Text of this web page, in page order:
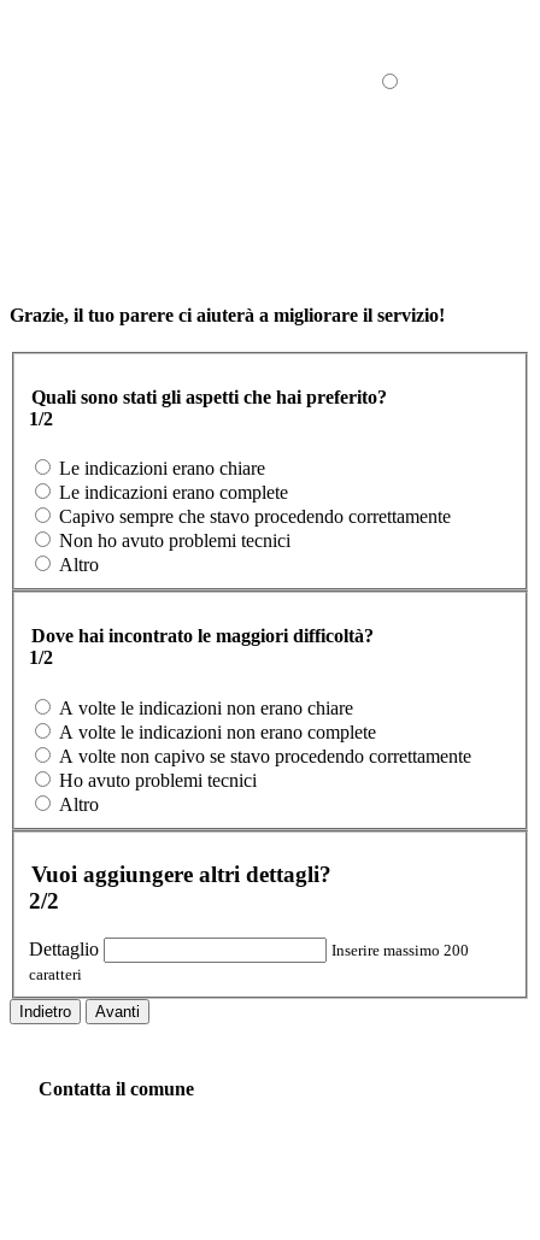
Grazie, il tuo parere ci aiuterà a migliorare il servizio!
Quali sono stati gli aspetti che hai preferito?
1/2
Le indicazioni erano chiare
Le indicazioni erano complete
Capivo sempre che stavo procedendo correttamente
Non ho avuto problemi tecnici
Altro
Dove hai incontrato le maggiori difficoltà?
1/2
A volte le indicazioni non erano chiare
A volte le indicazioni non erano complete
A volte non capivo se stavo procedendo correttamente
Ho avuto problemi tecnici
Altro
Vuoi aggiungere altri dettagli?
2/2
Dettaglio
Inserire massimo 200
caratteri
Indietro Avanti
Contatta il comune